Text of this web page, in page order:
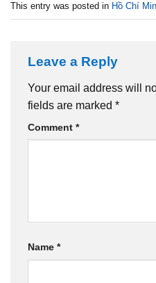
This entry was posted in Hồ Chí
Leave a Reply
Your email address will
fields are marked *
Comment *
Name *